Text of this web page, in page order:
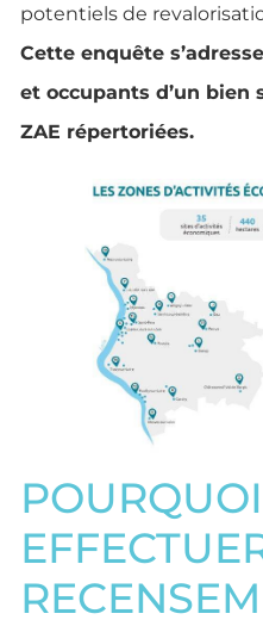
potentiels de
Cette enquête
et occupants d’un bien
ZAE répertoriées.
POURQUOI